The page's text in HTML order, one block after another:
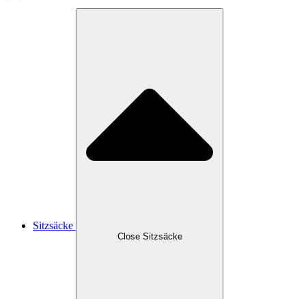
Sitzsäcke
Close Sitzsäcke